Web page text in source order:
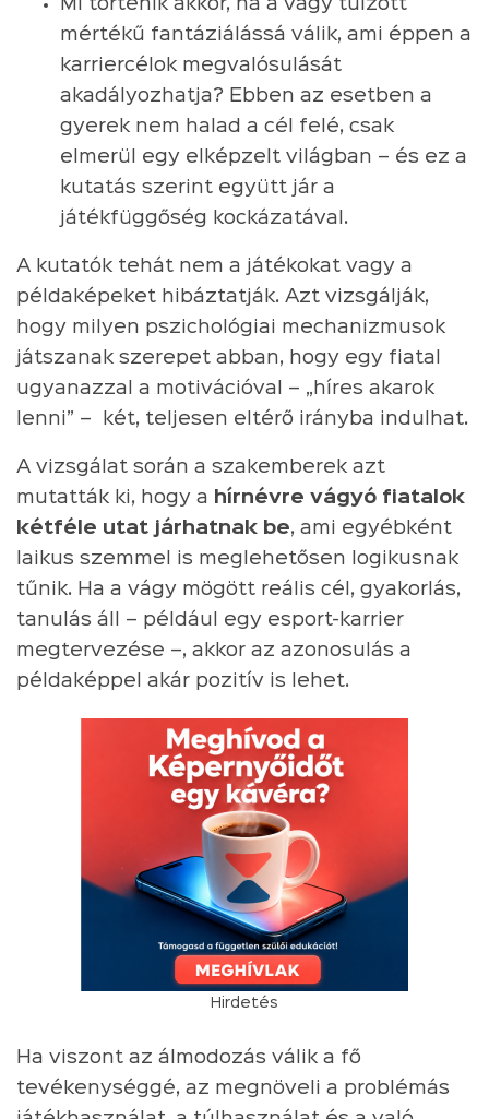
Mi történik akkor, ha a vágy túlzott
mértékű fantáziálássá válik, ami éppen a
karriercélok megvalósulását
akadályozhatja? Ebben az esetben a
gyerek nem halad a cél felé, csak
elmerül egy elképzelt világban – és ez a
kutatás szerint együtt jár a
játékfüggőség kockázatával.
A kutatók tehát nem a játékokat vagy a
példaképeket hibáztatják. Azt vizsgálják,
hogy milyen pszichológiai mechanizmusok
játszanak szerepet abban, hogy egy fiatal
ugyanazzal a motivációval – „híres akarok
lenni” – két, teljesen eltérő irányba indulhat.
A vizsgálat során a szakemberek azt
mutatták ki, hogy a hírnévre vágyó fiatalok
kétféle utat járhatnak be, ami egyébként
laikus szemmel is meglehetősen logikusnak
tűnik. Ha a vágy mögött reális cél, gyakorlás,
tanulás áll – például egy esport-karrier
megtervezése –, akkor az azonosulás a
példaképpel akár pozitív is lehet.
Hirdetés
Ha viszont az álmodozás válik a fő
tevékenységgé, az megnöveli a problémás